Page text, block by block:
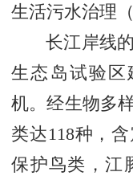
生活污水治理
长江岸线
生态岛试验区
机。经生物多
类达118种，
保护鸟类，江